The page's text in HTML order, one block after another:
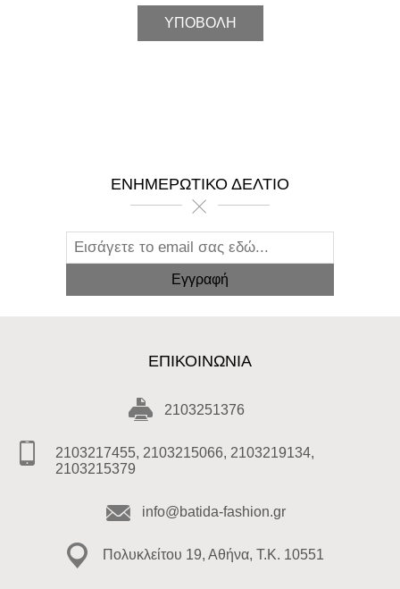
ΕΝΗΜΕΡΩΤΙΚΌ ΔΕΛΤΊΟ
ΕΠΙΚΟΙΝΩΝΊΑ
2103251376
2103217455, 2103215066, 2103219134,
2103215379
info@batida-fashion.gr
Πολυκλείτου 19, Αθήνα, T.K. 10551